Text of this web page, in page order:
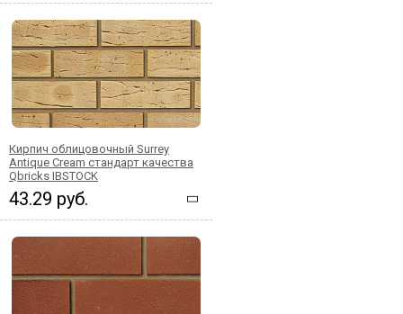
Кирпич облицовочный Surrey
Antique Cream стандарт качества
Qbricks IBSTOCK
43.29 руб.